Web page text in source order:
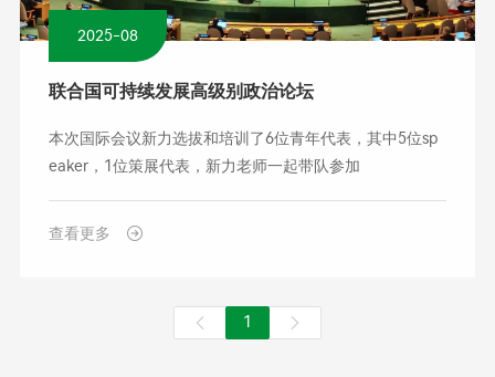
2025-08
联合国可持续发展高级别政治论坛
本次国际会议新力选拔和培训了6位青年代表，其中5位sp
eaker，1位策展代表，新力老师一起带队参加
查看更多 
 1 